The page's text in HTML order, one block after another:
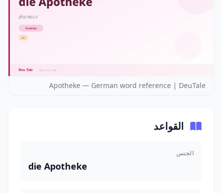
Apotheke — German word reference | DeuTale
القواعد
الجنس
die Apotheke